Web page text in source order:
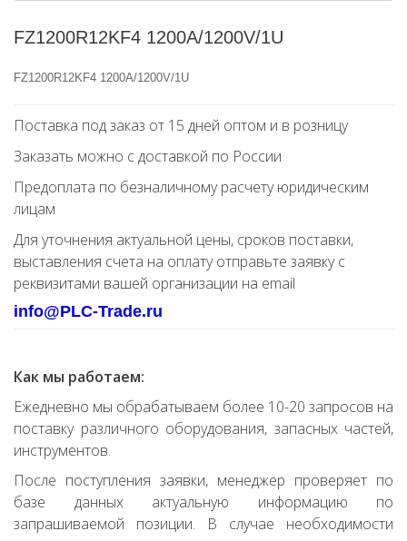
FZ1200R12KF4 1200A/1200V/1U
FZ1200R12KF4 1200A/1200V/1U
Поставка под заказ от 15 дней оптом и в розницу
Заказать можно с доставкой по России
Предоплата по безналичному расчету юридическим
лицам
Для уточнения актуальной цены, сроков поставки,
выставления счета на оплату отправьте заявку с
реквизитами вашей организации на email
info@PLC-Trade.ru
Как мы работаем:
Ежедневно мы обрабатываем более 10-20 запросов на
поставку различного оборудования, запасных частей,
инструментов.
После поступления заявки, менеджер проверяет по
базе данных актуальную информацию по
запрашиваемой позиции. В случае необходимости